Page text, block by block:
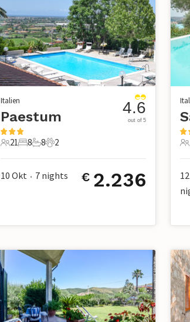
Italien
Paestum
21 Gäste
21
8 Schlafzimmer
8
8 Badezimmer
8
2 Haustiere
2
4.6
out of 5
10 Okt • 7 nights € 2.236